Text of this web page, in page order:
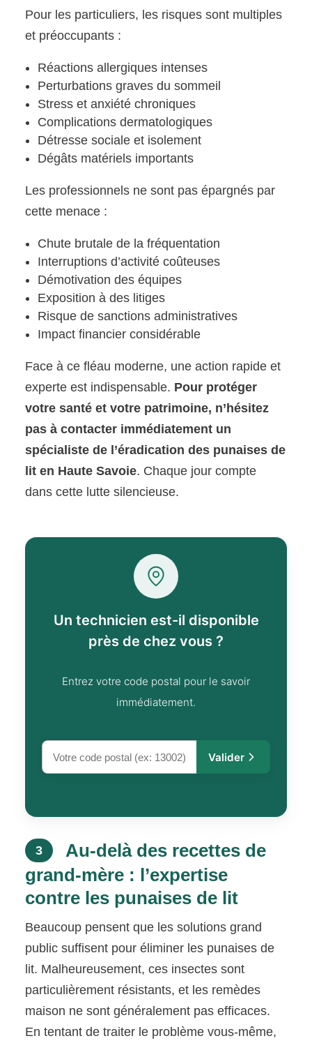
Pour les particuliers, les risques sont multiples
et préoccupants :
Réactions allergiques intenses
Perturbations graves du sommeil
Stress et anxiété chroniques
Complications dermatologiques
Détresse sociale et isolement
Dégâts matériels importants
Les professionnels ne sont pas épargnés par
cette menace :
Chute brutale de la fréquentation
Interruptions d’activité coûteuses
Démotivation des équipes
Exposition à des litiges
Risque de sanctions administratives
Impact financier considérable
Face à ce fléau moderne, une action rapide et
experte est indispensable. Pour protéger
votre santé et votre patrimoine, n’hésitez
pas à contacter immédiatement un
spécialiste de l’éradication des punaises de
lit en Haute Savoie. Chaque jour compte
dans cette lutte silencieuse.
Un technicien est-il disponible
près de chez vous ?
Entrez votre code postal pour le savoir
immédiatement.
Valider
3
Au-delà des recettes de
grand-mère : l’expertise
contre les punaises de lit
Beaucoup pensent que les solutions grand
public suffisent pour éliminer les punaises de
lit. Malheureusement, ces insectes sont
particulièrement résistants, et les remèdes
maison ne sont généralement pas efficaces.
En tentant de traiter le problème vous-même,